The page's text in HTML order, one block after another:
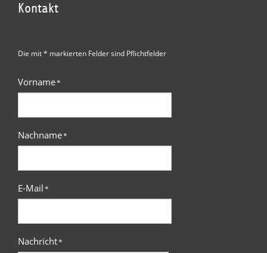
Kontakt
Die mit * markierten Felder sind Pflichtfelder
Vorname*
Nachname*
E-Mail*
Nachricht*